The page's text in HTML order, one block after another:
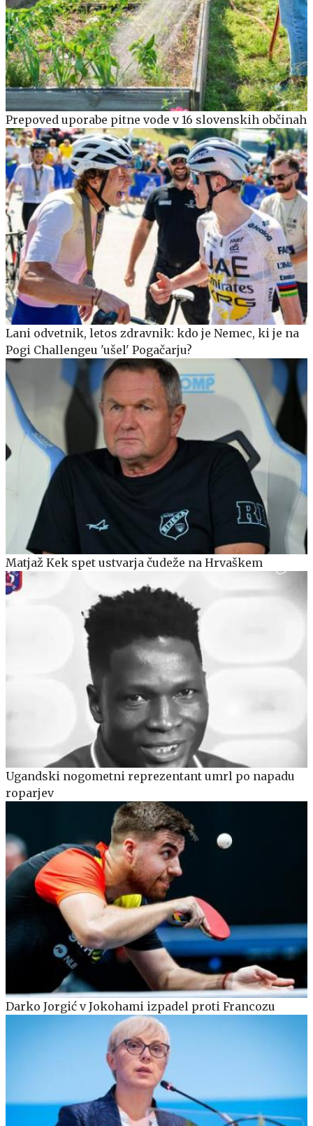
Prepoved uporabe pitne vode v 16 slovenskih občinah
Lani odvetnik, letos zdravnik: kdo je Nemec, ki je na
Pogi Challengeu 'ušel' Pogačarju?
Matjaž Kek spet ustvarja čudeže na Hrvaškem
Ugandski nogometni reprezentant umrl po napadu
roparjev
Darko Jorgić v Jokohami izpadel proti Francozu